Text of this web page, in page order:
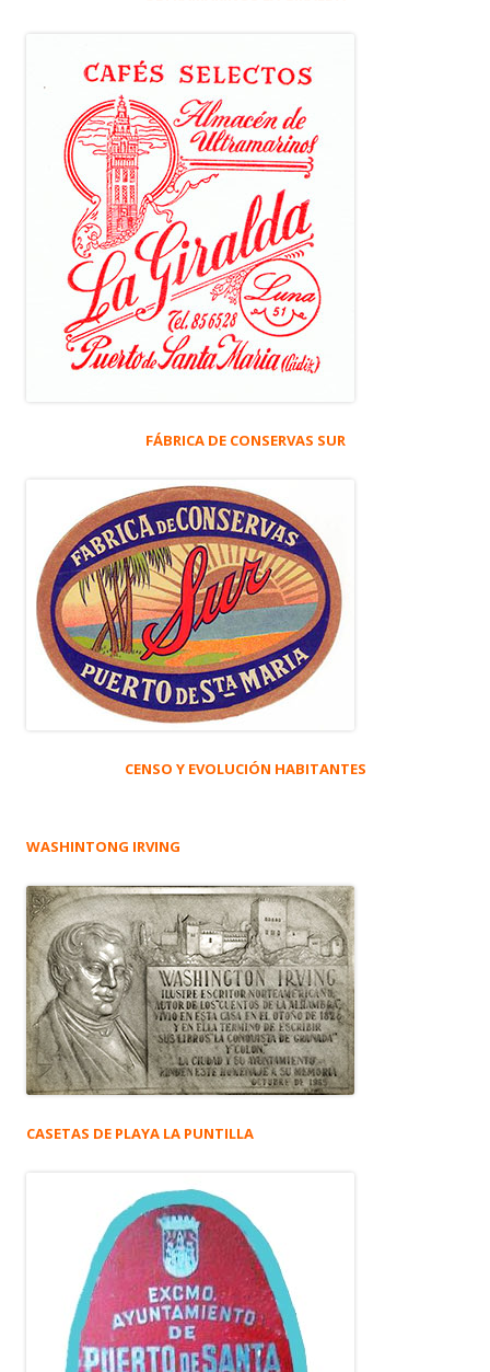
FÁBRICA DE CONSERVAS SUR
CENSO Y EVOLUCIÓN HABITANTES
WASHINTONG IRVING
CASETAS DE PLAYA LA PUNTILLA